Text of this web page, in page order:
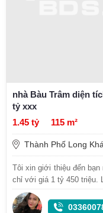
nhà Bàu Trâm diện
tỷ xxx
1.45 tỷ
115 m²
Thành Phố Long
Tôi xin giới thiệu đến
chỉ với giá 1 tỷ 450 triệu.